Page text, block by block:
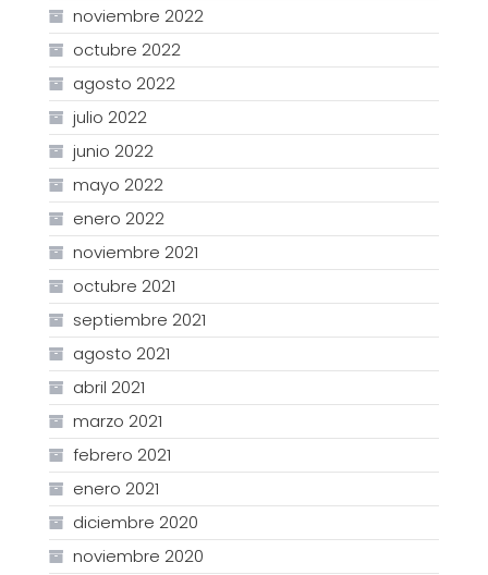
noviembre 2022
octubre 2022
agosto 2022
julio 2022
junio 2022
mayo 2022
enero 2022
noviembre 2021
octubre 2021
septiembre 2021
agosto 2021
abril 2021
marzo 2021
febrero 2021
enero 2021
diciembre 2020
noviembre 2020